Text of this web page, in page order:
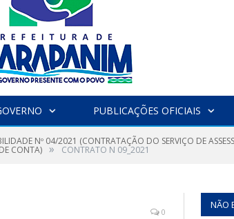
PUBLICAÇÕES OFICIAIS
Nº 04/2021 (CONTRATAÇÃO DO SERVIÇO DE
CONTA) » CONTRATO N 09_2021
0
NÃO